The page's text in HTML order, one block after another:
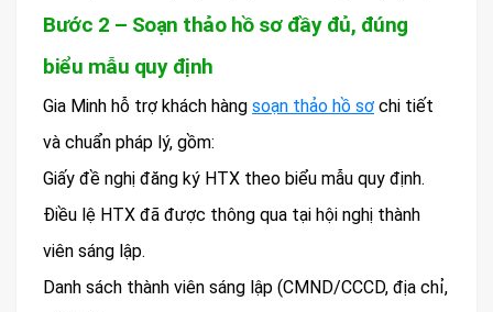
Bước 2 – Soạn thảo hồ sơ đầy đủ, đúng
biểu mẫu quy định
Gia Minh hỗ trợ khách hàng soạn thảo hồ sơ chi tiết
và chuẩn pháp lý, gồm:
Giấy đề nghị đăng ký HTX theo biểu mẫu quy định.
Điều lệ HTX đã được thông qua tại hội nghị thành
viên sáng lập.
Danh sách thành viên sáng lập (CMND/CCCD, địa chỉ,